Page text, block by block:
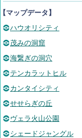
マップデータ】
ハウオリシティ
茂みの洞窟
海繋ぎの洞穴
テンカラットヒル
カンタイシティ
せせらぎの丘
ヴェラ火山公園
シェードジャングル